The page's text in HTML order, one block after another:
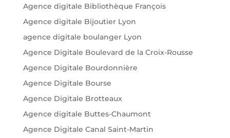
Agence digitale Bibliothèque François
Agence digitale Bijoutier Lyon
agence digitale boulanger Lyon
Agence Digitale Boulevard de la Croix-Rousse
Agence Digitale Bourdonnière
Agence Digitale Bourse
Agence Digitale Brotteaux
Agence digitale Buttes-Chaumont
Agence Digitale Canal Saint-Martin